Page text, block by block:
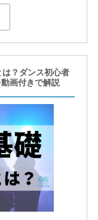
？ダンス初心者
画付きで解説